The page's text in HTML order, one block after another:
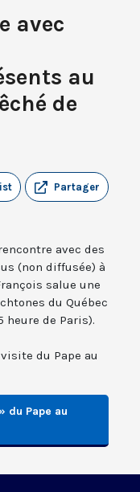
avec
au
de
Partager
avec des
(non diffusée) à
salue une
du Québec
heure de Paris).
du Pape au
du Pape au